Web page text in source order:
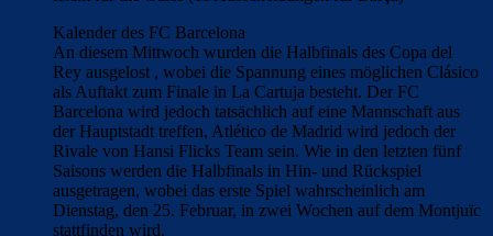
Kalender des FC Barcelona
An diesem Mittwoch wurden die Halbfinals des Copa del
Rey ausgelost , wobei die Spannung eines möglichen Clásico
als Auftakt zum Finale in La Cartuja besteht. Der FC
Barcelona wird jedoch tatsächlich auf eine Mannschaft aus
der Hauptstadt treffen, Atlético de Madrid wird jedoch der
Rivale von Hansi Flicks Team sein. Wie in den letzten fünf
Saisons werden die Halbfinals in Hin- und Rückspiel
ausgetragen, wobei das erste Spiel wahrscheinlich am
Dienstag, den 25. Februar, in zwei Wochen auf dem Montjuïc
stattfinden wird.